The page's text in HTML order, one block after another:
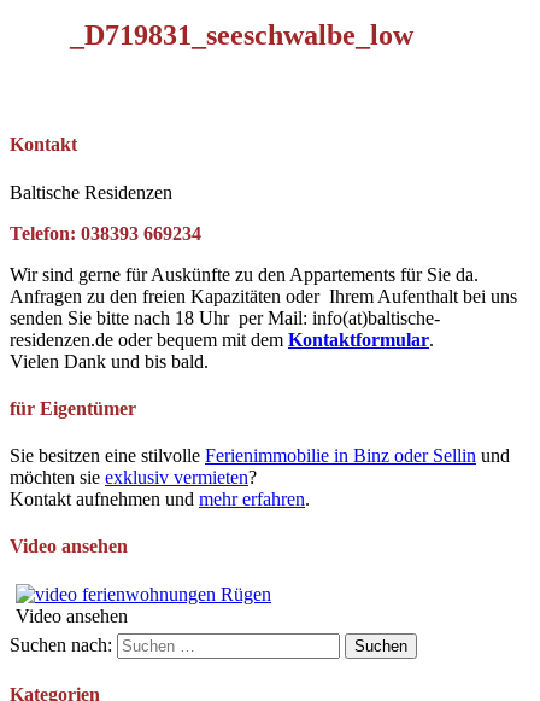
_D719831_seeschwalbe_low
Kontakt
Baltische Residenzen
Telefon: 038393 669234
Wir sind gerne für Auskünfte zu den Appartements für Sie da.
Anfragen zu den freien Kapazitäten oder Ihrem Aufenthalt bei uns
senden Sie bitte nach 18 Uhr per Mail: info(at)baltische-
residenzen.de oder bequem mit dem Kontaktformular.
Vielen Dank und bis bald.
für Eigentümer
Sie besitzen eine stilvolle Ferienimmobilie in Binz oder Sellin und
möchten sie exklusiv vermieten?
Kontakt aufnehmen und mehr erfahren.
Video ansehen
Video ansehen
Suchen nach:
Kategorien